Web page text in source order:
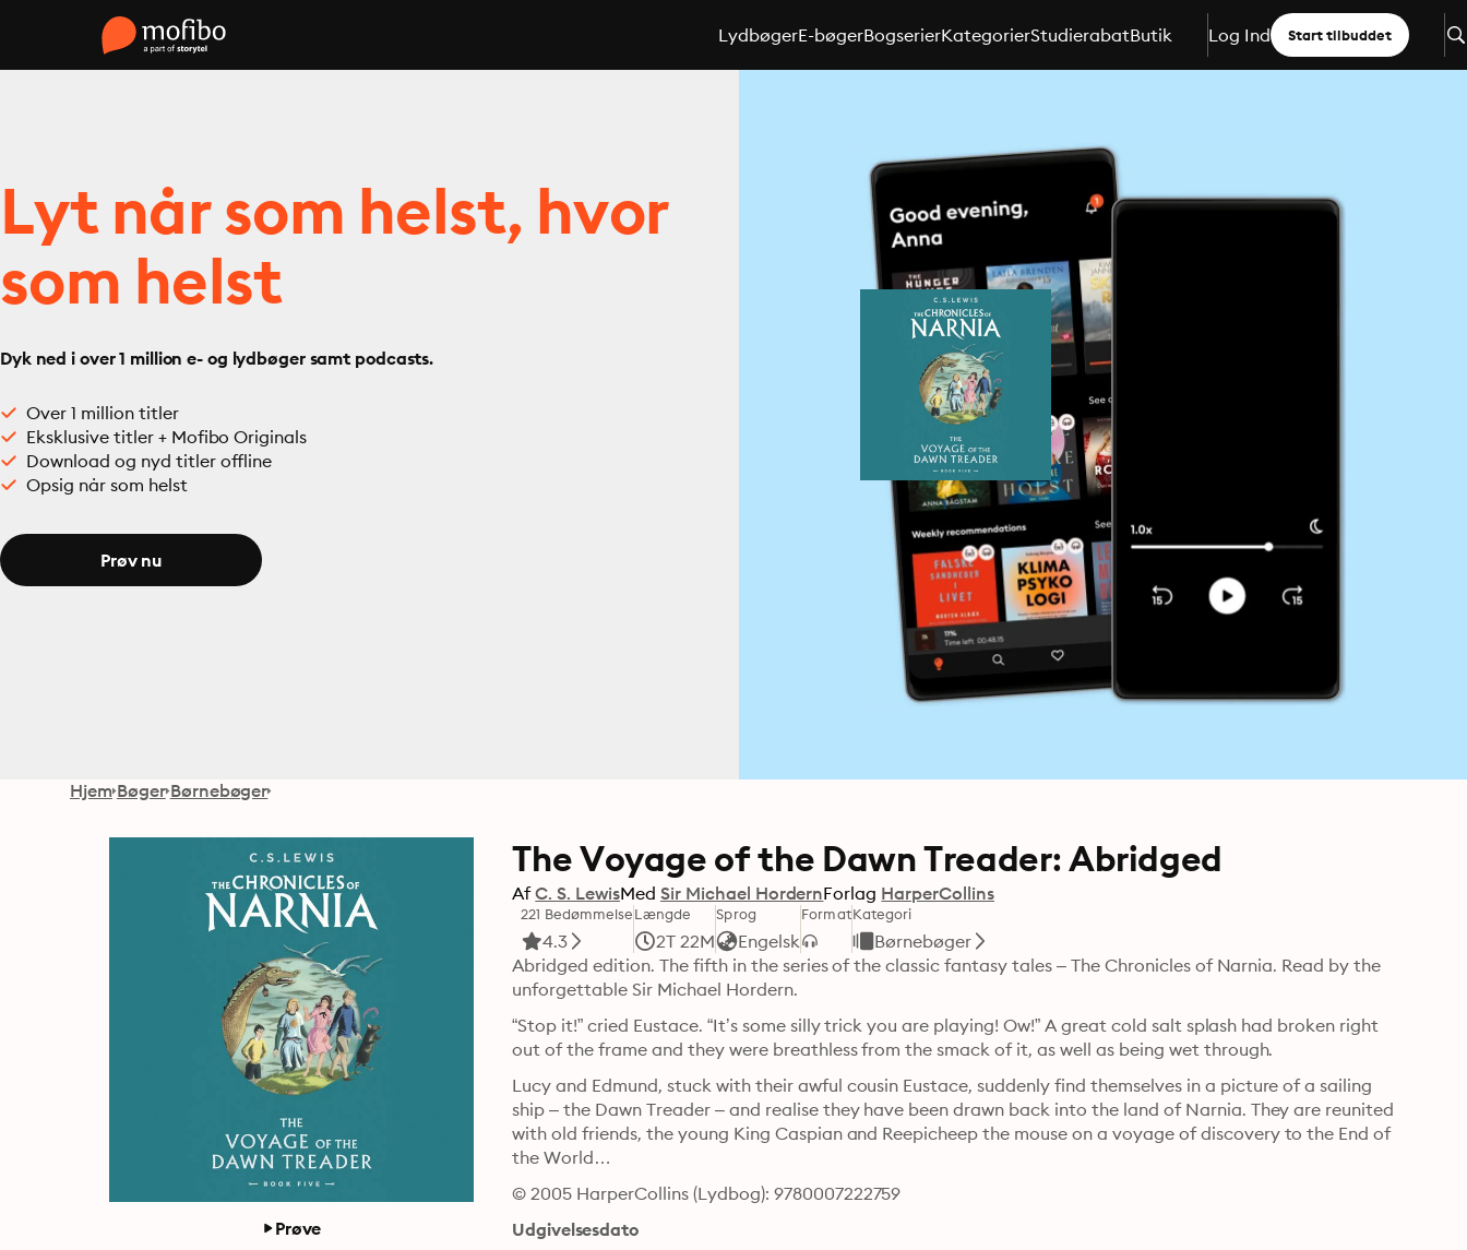
LydbøgerE-bøgerBogserierKategorierStudierabatButik Log Ind Start tilbuddet
Lyt når som helst, hvor
som helst
Dyk ned i over 1 million e- og lydbøger samt podcasts.
Over 1 million titler
Eksklusive titler + Mofibo Originals
Download og nyd titler offline
Opsig når som helst
Prøv nu
Hjem Bøger Børnebøger
Prøve
The Voyage of the Dawn Treader: Abridged
Af C. S. LewisMed Sir Michael HordernForlag HarperCollins
221 Bedømmelse
4.3
Længde
2T 22M
Sprog
Engelsk
FormatKategori
Børnebøger
Abridged edition. The fifth in the series of the classic fantasy tales – The Chronicles of Narnia. Read by the
unforgettable Sir Michael Hordern.
“Stop it!” cried Eustace. “It’s some silly trick you are playing! Ow!” A great cold salt splash had broken right
out of the frame and they were breathless from the smack of it, as well as being wet through.
Lucy and Edmund, stuck with their awful cousin Eustace, suddenly find themselves in a picture of a sailing
ship – the Dawn Treader – and realise they have been drawn back into the land of Narnia. They are reunited
with old friends, the young King Caspian and Reepicheep the mouse on a voyage of discovery to the End of
the World…
© 2005 HarperCollins (Lydbog): 9780007222759
Udgivelsesdato